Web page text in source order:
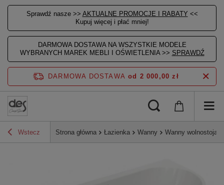
Sprawdź nasze >> AKTUALNE PROMOCJE I RABATY <<
Kupuj więcej i płać mniej!
DARMOWA DOSTAWA NA WSZYSTKIE MODELE
WYBRANYCH MAREK MEBLI I OŚWIETLENIA >> SPRAWDŹ
DARMOWA DOSTAWA od 2 000,00 zł
Wstecz Strona główna Łazienka Wanny Wanny